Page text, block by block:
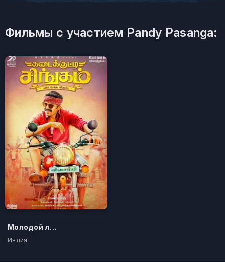
Фильмы с участием Pandy Pasanga:
Молодой лев
Индия